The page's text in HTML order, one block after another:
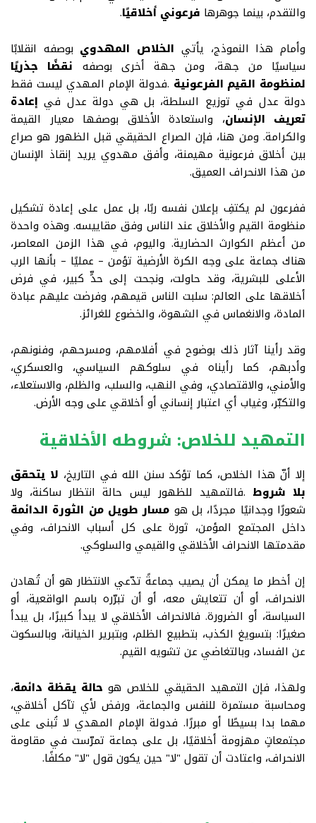
والتقدم، بينما جوهرها فرعوني أخلاقيًا.
وأمام هذا النموذج، يأتي الخلاص المهدوي بوصفه انقلابًا
سياسيًا من جهة، ومن جهة أخرى بوصفه نقضًا جذريًا
لمنظومة القيم الفرعونية .فدولة الإمام المهدي ليست فقط
دولة عدل في توزيع السلطة، بل هي دولة عدل في إعادة
تعريف الإنسان، واستعادة الأخلاق بوصفها معيار القيمة
والكرامة. ومن هنا، فإن الصراع الحقيقي قبل الظهور هو صراع
بين أخلاق فرعونية مهيمنة، وأفق مهدوي يريد إنقاذ الإنسان
من هذا الانحراف العميق.
ففرعون لم يكتفِ بإعلان نفسه ربًا، بل عمل على إعادة تشكيل
منظومة القيم والأخلاق عند الناس وفق مقاييسه. وهذه واحدة
من أعظم الكوارث الحضارية. واليوم، في هذا الزمن المعاصر،
هناك جماعة على وجه الكرة الأرضية تؤمن – عمليًا – بأنها الرب
الأعلى للبشرية، وقد حاولت، ونجحت إلى حدٍّ كبير، في فرض
أخلاقها على العالم: سلبت الناس قيمهم، وفرضت عليهم عبادة
المادة، والانغماس في الشهوة، والخضوع للغرائز.
وقد رأينا آثار ذلك بوضوح في أفلامهم، ومسرحهم، وفنونهم،
وأدبهم، كما رأيناه في سلوكهم السياسي، والعسكري،
والأمني، والاقتصادي، وفي النهب، والسلب، والظلم، والاستعلاء،
والتكبّر، وغياب أي اعتبار إنساني أو أخلاقي على وجه الأرض.
التمهيد للخلاص: شروطه الأخلاقية
إلا أنّ هذا الخلاص، كما تؤكد سنن الله في التاريخ، لا يتحقق
بلا شروط .فالتمهيد للظهور ليس حالة انتظار ساكنة، ولا
شعورًا وجدانيًا مجردًا، بل هو مسار طويل من الثورة الدائمة
داخل المجتمع المؤمن، ثورة على كل أسباب الانحراف، وفي
مقدمتها الانحراف الأخلاقي والقيمي والسلوكي.
إن أخطر ما يمكن أن يصيب جماعةً تدّعي الانتظار هو أن تُهادن
الانحراف، أو أن تتعايش معه، أو أن تبرّره باسم الواقعية، أو
السياسة، أو الضرورة. فالانحراف الأخلاقي لا يبدأ كبيرًا، بل يبدأ
صغيرًا: بتسويغ الكذب، بتطبيع الظلم، وبتبرير الخيانة، وبالسكوت
عن الفساد، وبالتغاضي عن تشويه القيم.
ولهذا، فإن التمهيد الحقيقي للخلاص هو حالة يقظة دائمة،
ومحاسبة مستمرة للنفس والجماعة، ورفض لأي تآكل أخلاقي،
مهما بدا بسيطًا أو مبررًا. فدولة الإمام المهدي لا تُبنى على
مجتمعاتٍ مهزومة أخلاقيًا، بل على جماعة تمرّست في مقاومة
الانحراف، واعتادت أن تقول "لا" حين يكون قول "لا" مكلفًا.